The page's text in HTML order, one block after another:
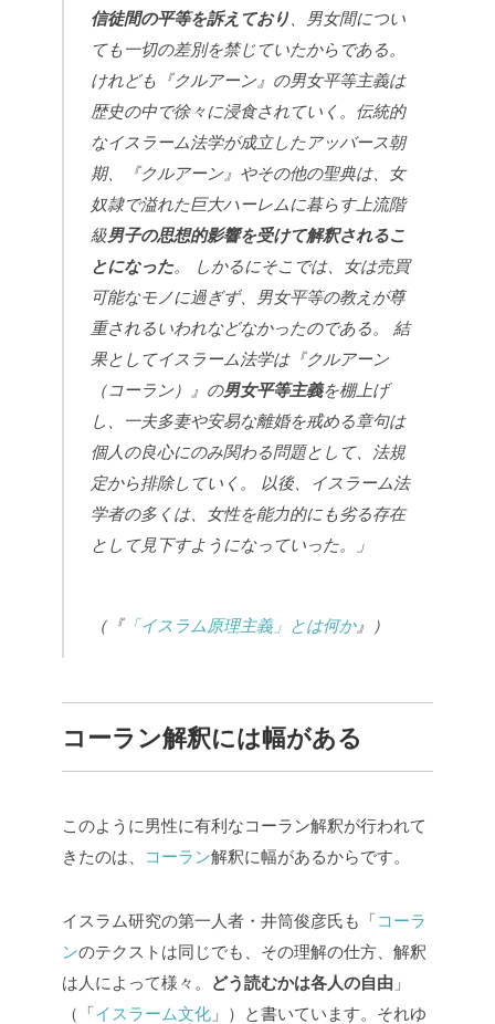
信徒間の平等を訴えており 、男女間につい
ても一切の差別を禁じていたからである。
けれども『クルアーン』の男女平等主義は
歴史の中で徐々に浸食されていく。伝統的
なイスラーム法学が成立したアッバース朝
期、『クルアーン』やその他の聖典は、女
奴隷で溢れた巨大ハーレムに暮らす上流階
級男子の思想的影響を受けて解釈されるこ
とになった。
しかるにそこでは、女は売買
可能なモノに過ぎず、男女平等の教えが尊
重されるいわれなどなかったのである。
結
果としてイスラーム法学は『クルアーン
（コーラン）』の男女平等主義を棚上げ
し、一夫多妻や安易な離婚を戒める章句は
個人の良心にのみ関わる問題として、法規
定から排除していく。
以後、イスラーム法
学者の多くは、女性を能力的にも劣る存在
として見下すようになっていった。」
（『「イスラム原理主義」とは何か』）
コーラン解釈には幅がある
このように男性に有利なコーラン解釈が行われて
きたのは、
コーラン解釈に幅があるからです。
イスラム研究の第一人者・井筒俊彦氏も「コーラ
ンのテクストは同じでも、その理解の仕方、解釈
は人によって様々。
どう読むかは各人の自由 」
（「イスラーム文化 」）と書いています。それゆ